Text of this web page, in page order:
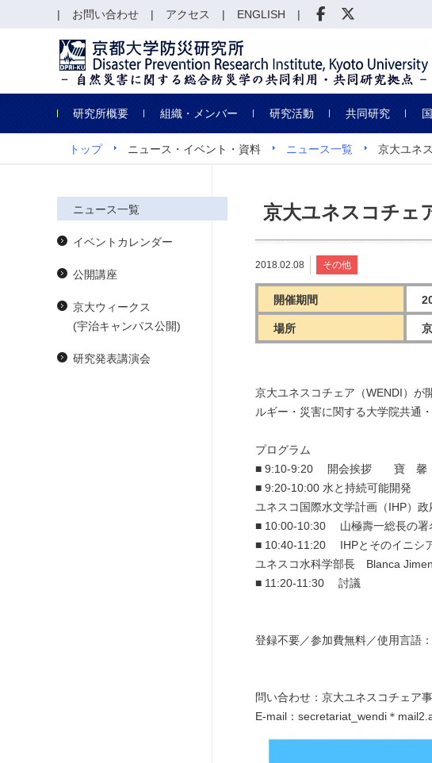
研究所概要 組織・メンバー 研究活動 共同研究
お問い合わせ アクセス ENGLISH
トップ ニュース・イベント・資料 ニュース一覧 京大ユネ
京大ユネスコチェ
2018.02.08 その他
開催期間
場所
京大ユネスコチェア（WENDI）が
ルギー・災害に関する大学院共通
プログラム
■ 9:10-9:20 開会挨拶 寶 馨（大
■ 9:20-10:00 水と持続可能開発
ユネスコ国際水文学計画（IHP）
■ 10:00-10:30 山極壽一総長の署
■ 10:40-11:20 IHPとそのイニシ
ユネスコ水科学部長 Blanca
■ 11:20-11:30 討議
登録不要／参加費無料／使用言語
問い合わせ：京大ユネスコチェア
E-mail：secretariat_wendi＊
ニュース一覧
イベントカレンダー
公開講座
京大ウィークス
(宇治キャンパス公開)
研究発表講演会